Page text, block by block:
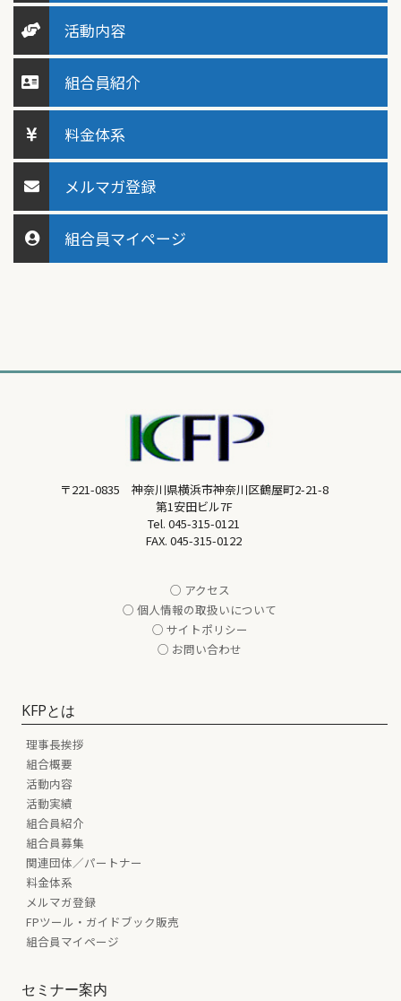
活動内容
組合員紹介
料金体系
メルマガ登録
組合員マイページ
〒221-0835 神奈川県横浜市神奈川区鶴屋町2-21-8
第1安田ビル7F
Tel. 045-315-0121
FAX. 045-315-0122
○ アクセス
○ 個人情報の取扱いについて
○ サイトポリシー
○ お問い合わせ
KFPとは
理事長挨拶
組合概要
活動内容
活動実績
組合員紹介
組合員募集
関連団体／パートナー
料金体系
メルマガ登録
FPツール・ガイドブック販売
組合員マイページ
セミナー案内